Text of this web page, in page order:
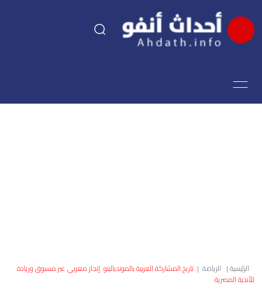
اقتصاد
العالم الرئيسية| الرياضة | تاريخ المشاركة العربية بالموندياليتو..إنجاز مغربي غير مسبوق وريادة
للأندية المصرية